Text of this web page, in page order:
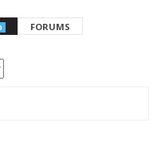
FORUMS